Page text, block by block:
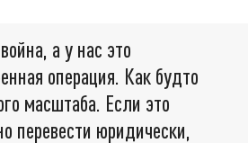
а у нас это
операция. Как будто
масштаба. Если это
перевести юридически,